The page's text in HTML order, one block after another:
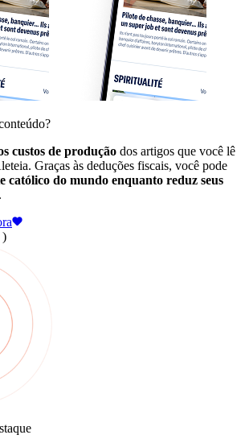
custos de produção dos artigos que você lê
Graças às deduções fiscais, você pode
católico do mundo enquanto reduz seus
)